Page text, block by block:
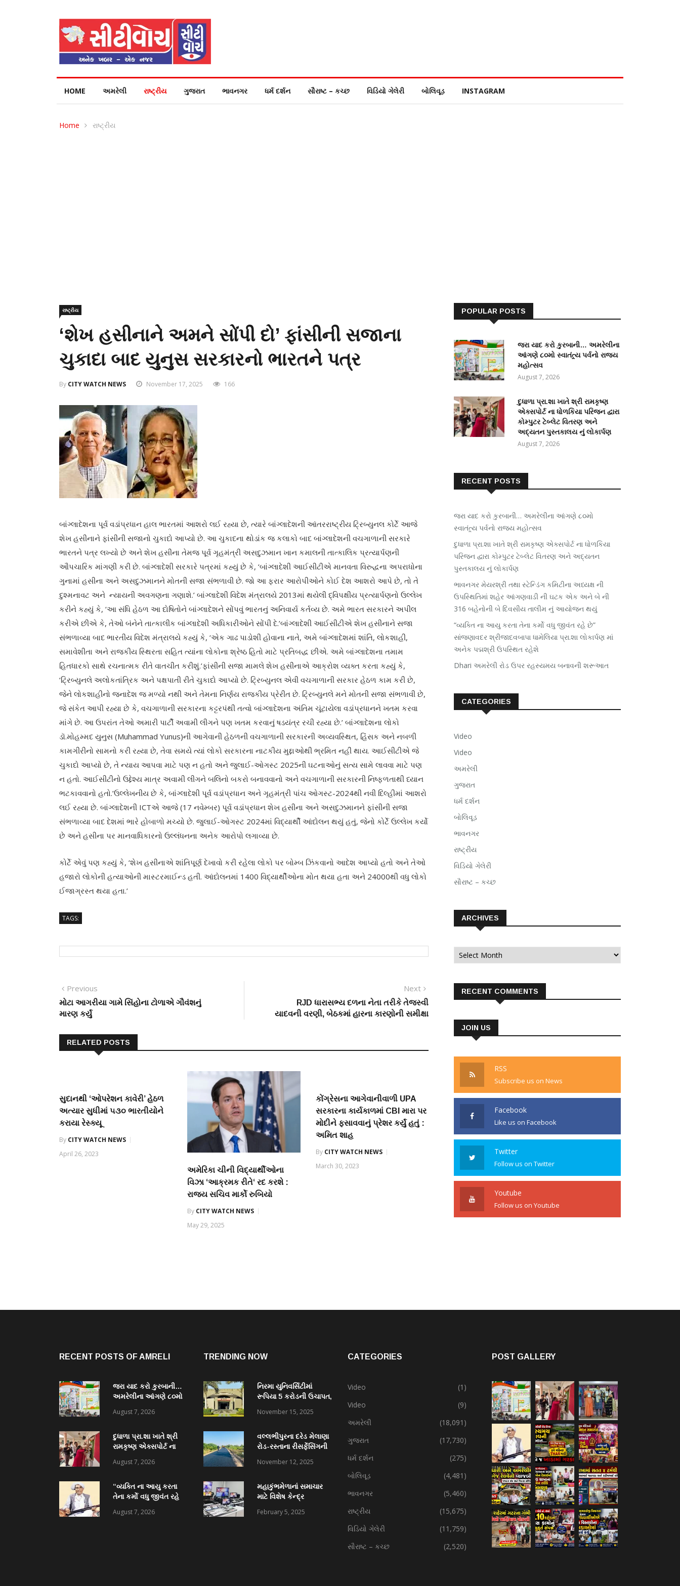
HOME અમરેલી રાષ્ટ્રીય ગુજરાત ભાવનગર ધર્મ દર્શન સૌરાષ્ટ – કચ્છ વિડિયો ગેલેરી બોલિવૂડ INSTAGRAM
Home રાષ્ટ્રીય
રાષ્ટ્રીય
‘શેખ હસીનાને અમને સોંપી દો’ ફાંસીની સજાના
ચુકાદા બાદ યુનુસ સરકારનો ભારતને પત્ર
By CITY WATCH NEWS November 17, 2025 166
બાંગ્લાદેશના પૂર્વ વડાંપ્રધાન હાલ ભારતમાં આશરો લઈ રહ્યા છે, ત્યારે બાંગ્લાદેશની આંતરરાષ્ટ્રીય ટ્રિબ્યુનલ કોર્ટે આજે
શેખ હસીનાને ફાંસીની સજાનો ચુકાદો આપ્યો છે. આ ચુકાદના થોડાંક જ કલાકો બાદ બાંગ્લાદેશની વચગાળાની સરકારે
ભારતને પત્ર લખ્યો છે અને શેખ હસીના તેમજ પૂર્વ ગૃહમંત્રી અસદુઝમાન ખાન કમાલની તાત્કાલિક પ્રત્યાર્પણની
ઔપચારિક માંગણી કરી છે. બાંગ્લાદેશી સરકારે પત્રમાં કહ્યું છે કે, ‘બાંગ્લાદેશી આઈસીટીએ માનવતા વિરુદ્ધના અપરાધોના
ગુનામાં હસીના અને અસદુઝમાનને મોતની સજા સંભળાવી છે. જો આ ફરાર આરોપીઓને કોઈ દેશ આશરો આપે છે, તો તે
દુશ્મનાવટ અને ન્યાયની અવગણના ગણાશે.’ બાંગ્લાદેશી વિદેશ મંત્રાલયે 2013માં થયેલી દ્વિપક્ષીય પ્રત્યાર્પણનો ઉલ્લેખ
કરીને કહ્યું કે, ‘આ સંધિ હેઠળ આ દોષિતોને બાંગ્લાદેશને સોંપવું ભારતનું અનિવાર્ય કર્તવ્ય છે. અમે ભારત સરકારને અપીલ
કરીએ છીએ કે, તેઓ બંનેને તાત્કાલીક બાંગ્લાદેશી અધિકારીઓને સોંપી દે.’બાંગ્લાદેશી આઈસીટીએ શેખ હસીનાને સજા
સંભળાવ્યા બાદ ભારતીય વિદેશ મંત્રાલયે કહ્યું કે, ‘એક ગાઢ પાડોશી હોવાના નાતે, અમે બાંગ્લાદેશમાં શાંતિ, લોકશાહી,
સમાવેશીતા અને રાજકીય સ્થિરતા સહિત ત્યાંના લોકોના શ્રેષ્ઠ હિતો માટે પ્રતિબદ્ધ છીએ. અમે બાંગ્લાદેશના તમામ
હિતધારકો સાથે રચનાત્મક રીતે વાતચીત કરીશું.’ફાંસીની સજા મામલે શેખ હસીનાએ આક્રોશ વ્યક્ત કરતા કહ્યું કે,
‘ટ્રિબ્યુનલે અલોકતાંત્રિક અને પક્ષપાતી રીતે ચુકાદો આપ્યો છે. ટ્રિબ્યુનલ એવી વચગાળાની સરકાર હેઠળ કામ કરી છે,
જેને લોકશાહીનો જનાદેશ જ મળ્યો નથી અને તેમના નિર્ણય રાજકીય પ્રેરીત છે. ટ્રિબ્યુનલે મને મોતની સજા સંભળાવી છે,
જે સંકેત આપી રહ્યા છે કે, વચગાળાની સરકારના કટ્ટરપંથી તત્વો બાંગ્લાદેશના અંતિમ ચૂંટાયેલા વડાંપ્રધાનને ખતમ કરવા
માંગે છે. આ ઉપરાંત તેઓ અમારી પાર્ટી અવામી લીગને પણ ખતમ કરવાનું ષડયંત્ર રચી રહ્યા છે.’ બાંગ્લાદેશના લોકો
ડૉ.મોહમ્મદ યુનુસ (Muhammad Yunus)ની આગેવાની હેઠળની વચગાળાની સરકારની અવ્યવસ્થિત, હિંસક અને નબળી
કામગીરીનો સામનો કરી રહ્યા છે, તેવા સમયે ત્યાં લોકો સરકારના નાટકીય મુદ્દાઓથી ભ્રમિત નહીં થાય. આઈસીટીએ જે
ચુકાદો આપ્યો છે, તે ન્યાય આપવા માટે પણ ન હતો અને જુલાઈ-ઓગસ્ટ 2025ની ઘટનાઓનું સત્ય સામે લાવવા માટે પણ
ન હતો. આઈસીટીનો ઉદ્દેશ્ય માત્ર અવામી લીગને બલિનો બકરો બનાવવાનો અને વચગાળાની સરકારની નિષ્ફળતાથી ધ્યાન
ભટકાવવાનો હતો.’ઉલ્લેખનીય છે કે, બાંગ્લાદેશી પૂર્વ વડાંપ્રધાન અને ગૃહમંત્રી પાંચ ઓગસ્ટ-2024થી નવી દિલ્હીમાં આશરો
લઈ રહ્યા છે. બાંગ્લાદેશની ICTએ આજે (17 નવેમ્બર) પૂર્વ વડાંપ્રધાન શેખ હસીના અને અસદુઝમાનને ફાંસીની સજા
સંભળાવ્યા બાદ દેશમાં ભારે હોબાળો મચ્યો છે. જુલાઈ-ઓગસ્ટ 2024માં વિદ્યાર્થી આંદોલન થયું હતું, જેનો કોર્ટે ઉલ્લેખ કર્યો
છે અને હસીના પર માનવાધિકારનો ઉલ્લંધનના અનેક આરોપો લગાવ્યા છે.
કોર્ટે એવું પણ કહ્યું કે, ‘શેખ હસીનાએ શાંતિપૂર્ણ દેખાવો કરી રહેલા લોકો પર બોમ્બ ઝિંકવાનો આદેશ આપ્યો હતો અને તેઓ
હજારો લોકોની હત્યાઓની માસ્ટરમાઈન્ડ હતી. આંદોલનમાં 1400 વિદ્યાર્થીઓના મોત થયા હતા અને 24000થી વધુ લોકો
ઈજાગ્રસ્ત થયા હતા.’
TAGS:
Post
navigation
Previous
post:
મોટા આગરીયા ગામે સિંહોના ટોળાએ ગૌવંશનું
મારણ કર્યું
Next
post:
RJD ધારાસભ્ય દળના નેતા તરીકે તેજસ્વી
યાદવની વરણી, બેઠકમાં હારના કારણોની સમીક્ષા
RELATED POSTS
સુદાનથી ‘ઓપરેશન કાવેરી’ હેઠળ
અત્યાર સુધીમાં ૫૩૦ ભારતીયોને
કરાયા રેસ્ક્યૂ
By CITY WATCH NEWS
April 26, 2023
અમેરિકા ચીની વિદ્યાર્થીઓના
વિઝા ‘આક્રમક રીતે‘ રદ કરશે :
રાજ્ય સચિવ માર્કો રુબિયો
By CITY WATCH NEWS
May 29, 2025
કોંગ્રેસના આગેવાનીવાળી UPA
સરકારના કાર્યકાળમાં CBI મારા પર
મોદીને ફસાવવાનું પ્રેશર કર્યું હતું :
અમિત શાહ
By CITY WATCH NEWS
March 30, 2023
POPULAR POSTS
જરા યાદ કરો કુરબાની… અમરેલીના
આંગણે ૮૦મો સ્વાતંત્ર્ય પર્વનો રાજ્ય
મહોત્સવ
August 7, 2026
દુધાળા પ્રા.શા ખાતે શ્રી રામકૃષ્ણ
એક્સપોર્ટ ના ધોળકિયા પરિજન દ્વારા
કોમ્પુટર ટેબ્લેટ વિતરણ અને
અદ્યતન પુસ્તકાલય નું લોકાર્પણ
August 7, 2026
RECENT POSTS
જરા યાદ કરો કુરબાની… અમરેલીના આંગણે ૮૦મો
સ્વાતંત્ર્ય પર્વનો રાજ્ય મહોત્સવ
દુધાળા પ્રા.શા ખાતે શ્રી રામકૃષ્ણ એક્સપોર્ટ ના ધોળકિયા
પરિજન દ્વારા કોમ્પુટર ટેબ્લેટ વિતરણ અને અદ્યતન
પુસ્તકાલય નું લોકાર્પણ
ભાવનગર મેયરશ્રી તથા સ્ટેન્ડિંગ કમિટીના અધ્યક્ષ ની
ઉપસ્થિતિમાં શહેર આંગણવાડી ની ઘટક એક અને બે ની
316 બહેનોની બે દિવસીય તાલીમ નું આયોજન થયું
“વ્યક્તિ ના આયુ કરતા તેના કર્મો વધુ જીવંત રહે છે”
સાંજણાવદર શ્રીજાદવબાપા ધામેલિયા પ્રા.શા લોકાર્પણ માં
અનેક પદ્મશ્રી ઉપસ્થિત રહેશે
Dhari અમરેલી રોડ ઉપર રહસ્યમય બનાવની શરૂઆત
CATEGORIES
Video
Video
અમરેલી
ગુજરાત
ધર્મ દર્શન
બોલિવૂડ
ભાવનગર
રાષ્ટ્રીય
વિડિયો ગેલેરી
સૌરાષ્ટ – કચ્છ
ARCHIVES
Archives
RECENT COMMENTS
JOIN US
RSS
Subscribe us on News
Facebook
Like us on Facebook
Twitter
Follow us on Twitter
Youtube
Follow us on Youtube
RECENT POSTS OF AMRELI
જરા યાદ કરો કુરબાની…
અમરેલીના આંગણે ૮૦મો
મહોત્સવ
August 7, 2026
દુધાળા પ્રા.શા ખાતે શ્રી
રામકૃષ્ણ એક્સપોર્ટ ના
કોમ્પુટર ટેબ્લેટ વિતરણ
નું લોકાર્પણ
August 7, 2026
“વ્યક્તિ ના આયુ કરતા
તેના કર્મો વધુ જીવંત રહે
શ્રીજાદવબાપા ધામેલિયા
August 7, 2026
TRENDING NOW
નિરમા યુનિવર્સિટીમાં
રૂપિયા 5 કરોડની ઉચાપત,
ફરિયાદ
November 15, 2025
વલ્લભીપુરના દરેડ મેલાણા
રોડ-રસ્તાના રીસર્ફેસિંગની
November 12, 2025
મહાકુંભમેળાનાં સમાચાર
માટે વિશેષ કેન્દ્ર
February 5, 2025
CATEGORIES
Video
(1)
Video
(9)
અમરેલી
(18,091)
ગુજરાત
(17,730)
ધર્મ દર્શન
(275)
બોલિવૂડ
(4,481)
ભાવનગર
(5,460)
રાષ્ટ્રીય
(15,675)
વિડિયો ગેલેરી
(11,759)
સૌરાષ્ટ – કચ્છ
(2,520)
POST GALLERY